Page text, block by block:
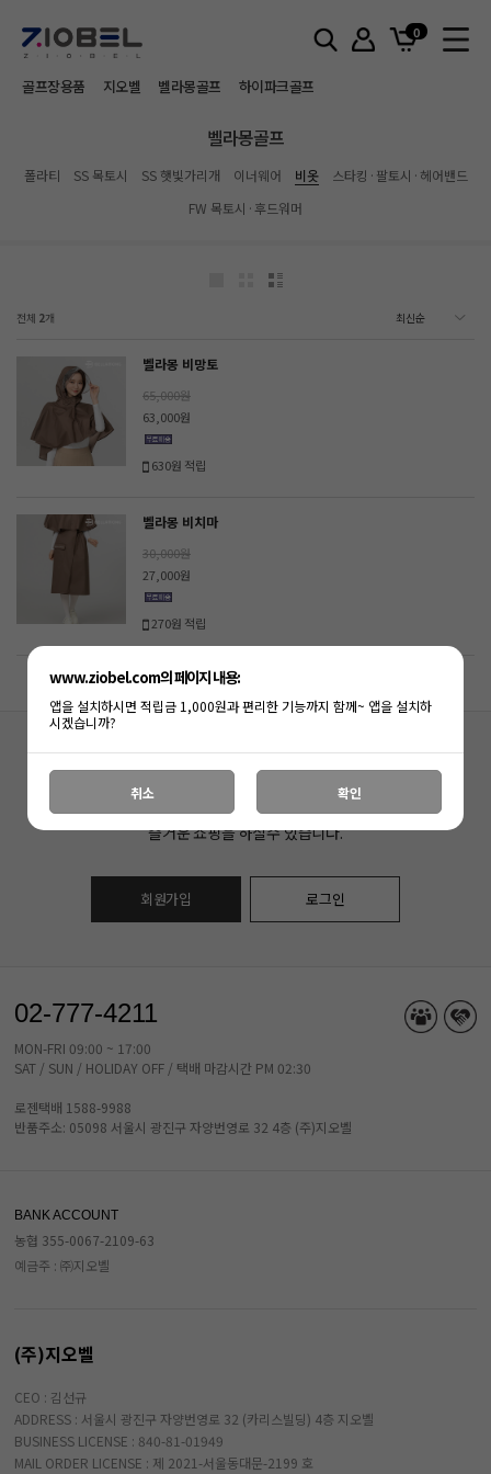
0
골프장용품 지오벨 벨라몽골프 하이파크골프
벨라몽골프
폴라티 SS 목토시 SS 햇빛가리개 이너웨어 비옷
스타킹·팔토시·헤어밴드
FW 목토시·후드워머
전체 2개
벨라몽 비망토
65,000원
63,000원
630원 적립
벨라몽 비치마
30,000원
27,000원
270원 적립
아직(주)지오벨회원이 아니신가요?
지금 회원가입하시면, 다양한 혜택과 함께
즐거운 쇼핑을 하실수 있습니다.
회원가입 로그인
02-777-4211
MON-FRI 09:00 ~ 17:00
SAT / SUN / HOLIDAY OFF / 택배 마감시간 PM 02:30
로젠택배 1588-9988
반품주소: 05098 서울시 광진구 자양번영로 32 4층 (주)지오벨
BANK ACCOUNT
농협 355-0067-2109-63
예금주 : ㈜지오벨
(주)지오벨
CEO : 김선규
ADDRESS : 서울시 광진구 자양번영로 32 (카리스빌딩) 4층 지오벨
BUSINESS LICENSE : 840-81-01949
MAIL ORDER LICENSE : 제 2021-서울동대문-2199 호
www.ziobel.com의 페이지 내용:
앱을 설치하시면 적립금 1,000원과 편리한 기능까지 함께~ 앱을 설치하
시겠습니까?
취소 확인